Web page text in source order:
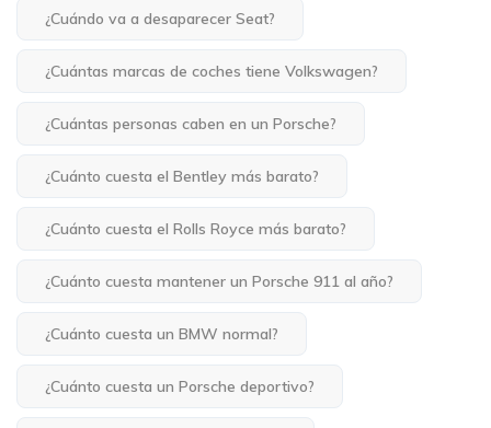
¿Cuándo va a desaparecer Seat?
¿Cuántas marcas de coches tiene Volkswagen?
¿Cuántas personas caben en un Porsche?
¿Cuánto cuesta el Bentley más barato?
¿Cuánto cuesta el Rolls Royce más barato?
¿Cuánto cuesta mantener un Porsche 911 al año?
¿Cuánto cuesta un BMW normal?
¿Cuánto cuesta un Porsche deportivo?